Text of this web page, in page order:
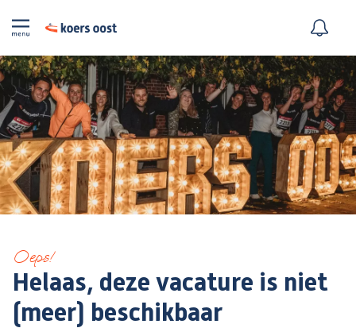
Oeps!
Helaas, deze vacature is niet
(meer) beschikbaar